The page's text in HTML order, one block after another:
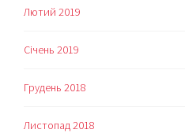
Лютий 2019
Січень 2019
Грудень 2018
Листопад 2018